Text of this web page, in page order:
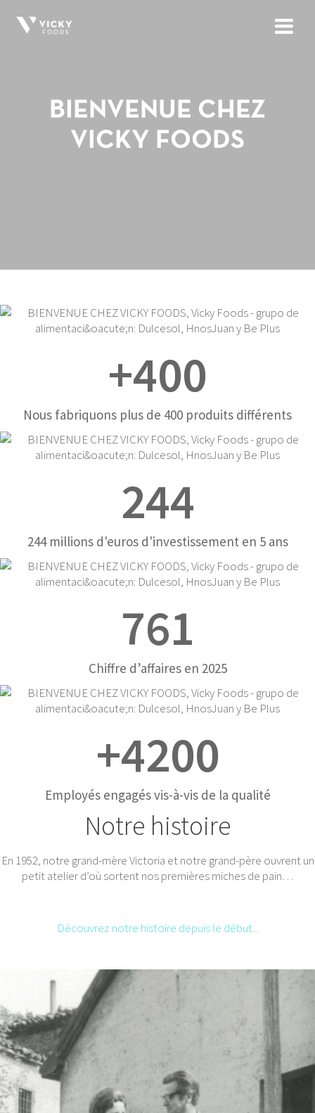
BIENVENUE CHEZ
VICKY FOODS
Nous fabriquons plus de 400 produits différents
+400
244 millions d'euros d'investissement en 5 ans
244
Chiffre d’affaires en 2025
761
Employés engagés vis-à-vis de la qualité
+4200
Notre histoire
En 1952, notre grand-mère Victoria et notre grand-père ouvrent un
petit atelier d’où sortent nos premières miches de pain…
Découvrez notre histoire depuis le début...